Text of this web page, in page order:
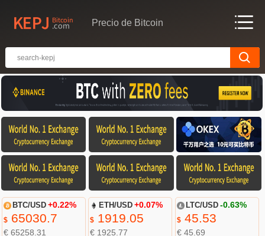
Precio de Bitcoin
BTC/USD +0.22%
$65030.7
€ 65258.31
ETH/USD +0.07%
$ 1919.05
€ 1925.77
LTC/USD -0.63%
$45.53
€ 45.69